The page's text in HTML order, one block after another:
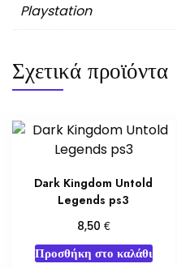
Playstation
Σχετικά προϊόντα
Dark Kingdom Untold
Legends ps3
8,50 €
Προσθήκη στο καλάθι